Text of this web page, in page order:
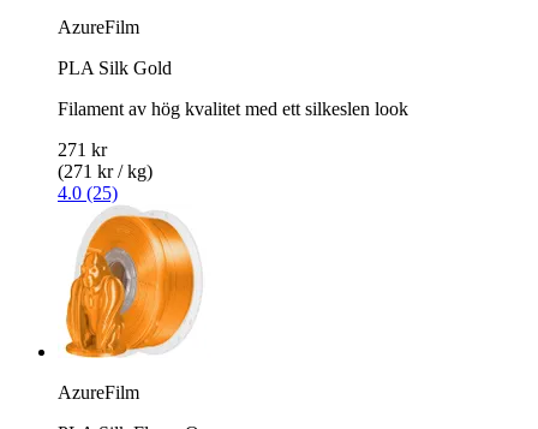
AzureFilm
PLA Silk Gold
Filament av hög kvalitet med ett silkeslen look
271 kr
(271 kr / kg)
4.0 (25)
AzureFilm